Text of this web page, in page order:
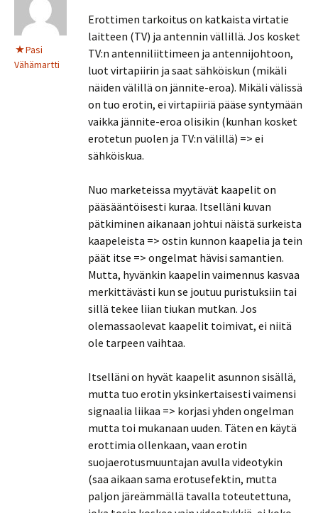
Pasi
Vähämartti
Erottimen tarkoitus on katkaista virtatie
laitteen (TV) ja antennin vällillä. Jos kosket
TV:n antenniliittimeen ja antennijohtoon,
luot virtapiirin ja saat sähköiskun (mikäli
näiden välillä on jännite-eroa). Mikäli välissä
on tuo erotin, ei virtapiiriä pääse syntymään
vaikka jännite-eroa olisikin (kunhan kosket
erotetun puolen ja TV:n välillä) => ei
sähköiskua.
Nuo marketeissa myytävät kaapelit on
pääsääntöisesti kuraa. Itselläni kuvan
pätkiminen aikanaan johtui näistä surkeista
kaapeleista => ostin kunnon kaapelia ja tein
päät itse => ongelmat hävisi samantien.
Mutta, hyvänkin kaapelin vaimennus kasvaa
merkittävästi kun se joutuu puristuksiin tai
sillä tekee liian tiukan mutkan. Jos
olemassaolevat kaapelit toimivat, ei niitä
ole tarpeen vaihtaa.
Itselläni on hyvät kaapelit asunnon sisällä,
mutta tuo erotin yksinkertaisesti vaimensi
signaalia liikaa => korjasi yhden ongelman
mutta toi mukanaan uuden. Täten en käytä
erottimia ollenkaan, vaan erotin
suojaerotusmuuntajan avulla videotykin
(saa aikaan sama erotusefektin, mutta
paljon järeämmällä tavalla toteutettuna,